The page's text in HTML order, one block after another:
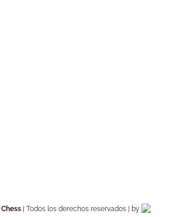
| Todos los derechos reservados | by